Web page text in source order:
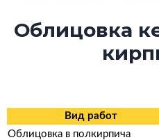
Облицовка
Вид работ
Облицовка в полкирпича